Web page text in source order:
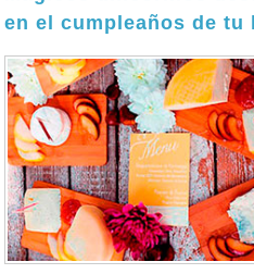
en el cumpleaños de tu